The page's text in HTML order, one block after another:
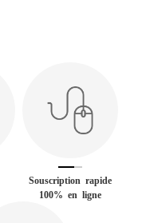
Souscription rapide
100% en ligne